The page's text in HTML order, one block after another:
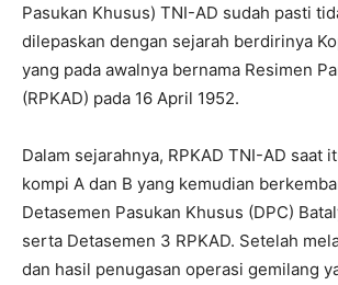
Pasukan Khusus) TNI-AD sudah pasti
dilepaskan dengan sejarah berdirinya
yang pada awalnya bernama Resimen
(RPKAD) pada 16 April 1952.
Dalam sejarahnya, RPKAD TNI-AD saat
kompi A dan B yang kemudian
Detasemen Pasukan Khusus (DPC)
serta Detasemen 3 RPKAD. Setelah
dan hasil penugasan operasi gemilang